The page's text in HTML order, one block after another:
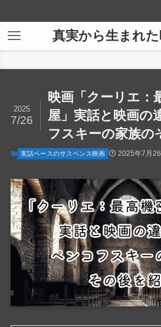
真実から生まれ
映画「クーリエ：
屋」実話と映画の
フスキーの家族の
2025
7/26
実話ベースのサスペンス映画 2025年7月26